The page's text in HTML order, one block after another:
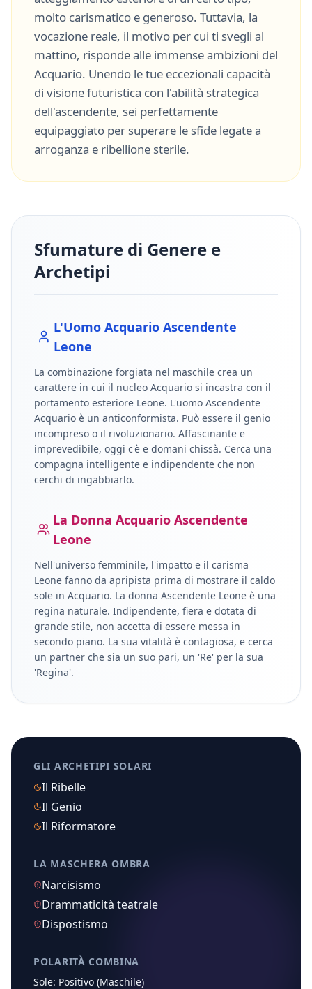
molto carismatico e generoso. Tuttavia, la
vocazione reale, il motivo per cui ti svegli al
mattino, risponde alle immense ambizioni del
Acquario. Unendo le tue eccezionali capacità
di visione futuristica con l'abilità strategica
dell'ascendente, sei perfettamente
equipaggiato per superare le sfide legate a
arroganza e ribellione sterile.
Sfumature di Genere e
Archetipi
L'Uomo AcquarioAscendente
Leone
La combinazione forgiata nel maschile crea un
carattere in cui il nucleo Acquario si incastra con il
portamento esteriore Leone. L'uomo Ascendente
Acquario è un anticonformista. Può essere il genio
incompreso o il rivoluzionario. Affascinante e
imprevedibile, oggi c'è e domani chissà. Cerca una
compagna intelligente e indipendente che non
cerchi di ingabbiarlo.
La Donna Acquario Ascendente
Leone
Nell'universo femminile, l'impatto e il carisma
Leone fanno da apripista prima di mostrare il caldo
sole in Acquario. La donna Ascendente Leone è una
regina naturale. Indipendente, fiera e dotata di
grande stile, non accetta di essere messa in
secondo piano. La sua vitalità è contagiosa, e cerca
un partner che sia un suo pari, un 'Re' per la sua
'Regina'.
GLI ARCHETIPI SOLARI
Il Ribelle
Il Genio
Il Riformatore
LA MASCHERA OMBRA
Narcisismo
Drammaticità teatrale
Dispostismo
POLARITÀ COMBINA
Sole: Positivo (Maschile)